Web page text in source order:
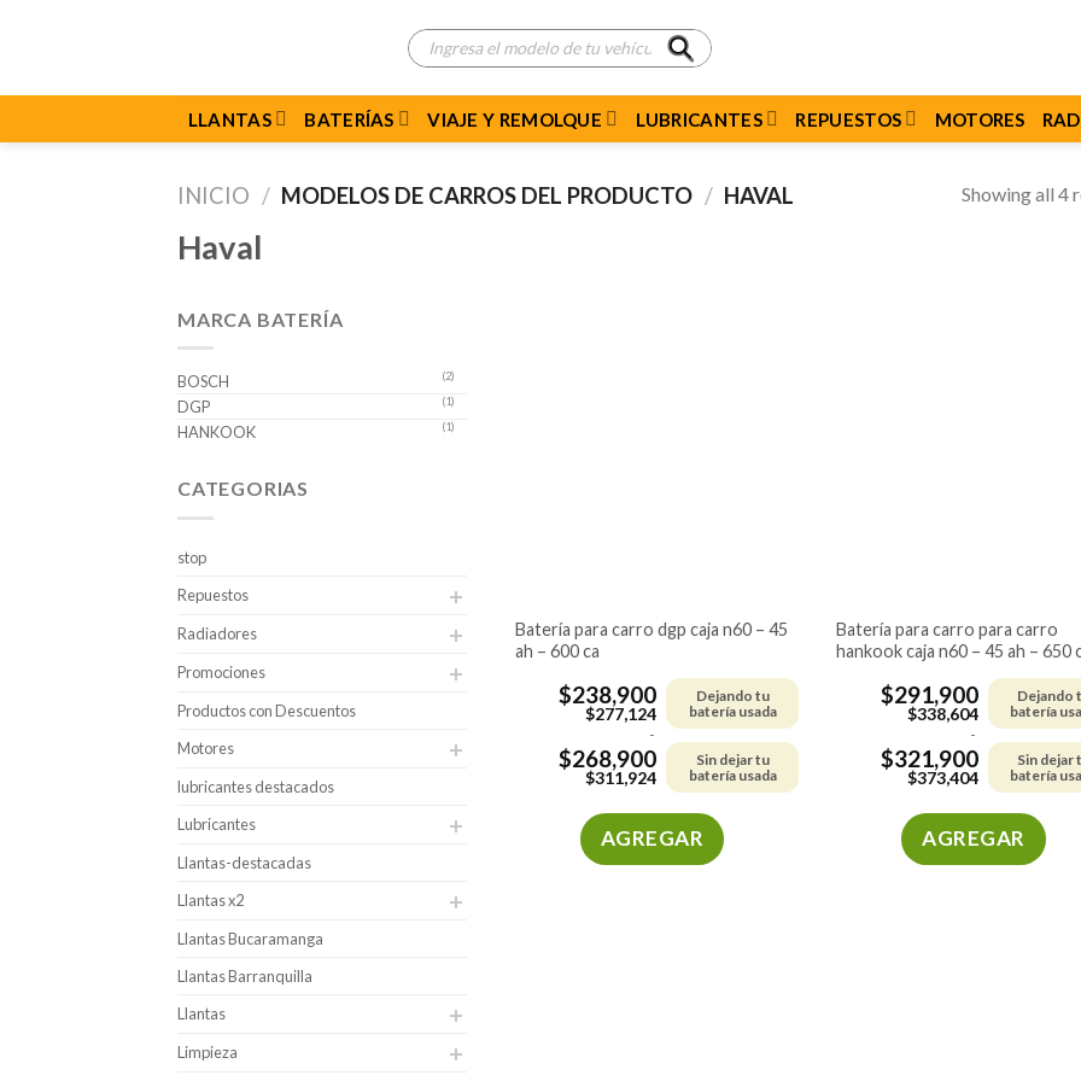
Búsqueda
de
productos
LLANTAS BATERÍAS VIAJE Y REMOLQUE LUBRICANTES REPUESTOS MOTORES
INICIO / MODELOS DE CARROS DEL PRODUCTO / HAVAL Showing all 4
Haval
MARCA BATERÍA
BOSCH (2)
DGP (1)
HANKOOK (1)
CATEGORIAS
stop
Repuestos
Radiadores
Promociones
Productos con Descuentos
Motores
lubricantes destacados
Lubricantes
Llantas-destacadas
Llantas x2
Llantas Bucaramanga
Llantas Barranquilla
Llantas
Limpieza
batería para carro dgp caja n60 – 45
ah – 600 ca
$238,900
$277,124
Dejando tu
batería usada
-
$268,900
$311,924
Sin dejar tu
batería usada
AGREGAR
batería para carro para carro
hankook caja n60 – 45 ah – 650
$291,900
$338,604
Dejando
batería
-
$321,900
$373,404
Sin dejar
batería
AGREGAR